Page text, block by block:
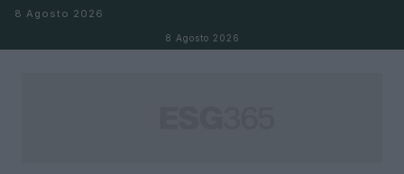
Salta al contenuto
8 Agosto 2026
8 Agosto 2026